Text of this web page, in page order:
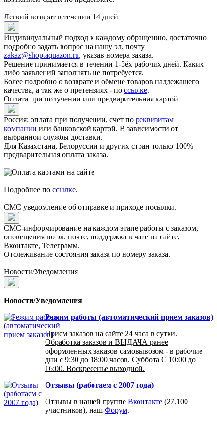
Легкий возврат в течении 14 дней
Индивидуальный подход к каждому обращению, достаточно
подробно задать вопрос на нашу эл. почту
zakaz@shop.aquazon.ru, указав номера заказа.
Решение принимается в течении 1-3ёх рабочих дней. Каких
либо заявлений заполнять не потребуется.
Более подробно о возврате и обмене товаров надлежащего
качества, а так же о претензиях - по ссылке.
Оплата при получении или предварительная картой
Россия: оплата при получении, счет по реквизитам
компании или банковской картой. В зависимости от
выбранной службы доставки.
Для Казахстана, Белоруссии и других стран только 100%
предварительная оплата заказа.
Подробнее по ссылке.
СМС уведомление об отправке и приходе посылки.
СМС-информирование на каждом этапе работы с заказом,
оповещения по эл. почте, поддержка в чате на сайте,
Вконтакте, Телеграмм.
Отслеживание состояния заказа по номеру заказа.
Новости/Уведомления
Новости/Уведомления
Режим работы (автоматический прием заказов)
Прием заказов на сайте 24 часа в сутки.
Обработка заказов и ВЫДАЧА ранее
оформленных заказов самовывозом - в рабочие
дни с 9:30 до 18:00 часов. Суббота С 10:00 до
16:00. Воскресенье выходной.
Отзывы (работаем с 2007 года)
Отзывы в нашей группе Вконтакте (27.100
участников), наш Форум.